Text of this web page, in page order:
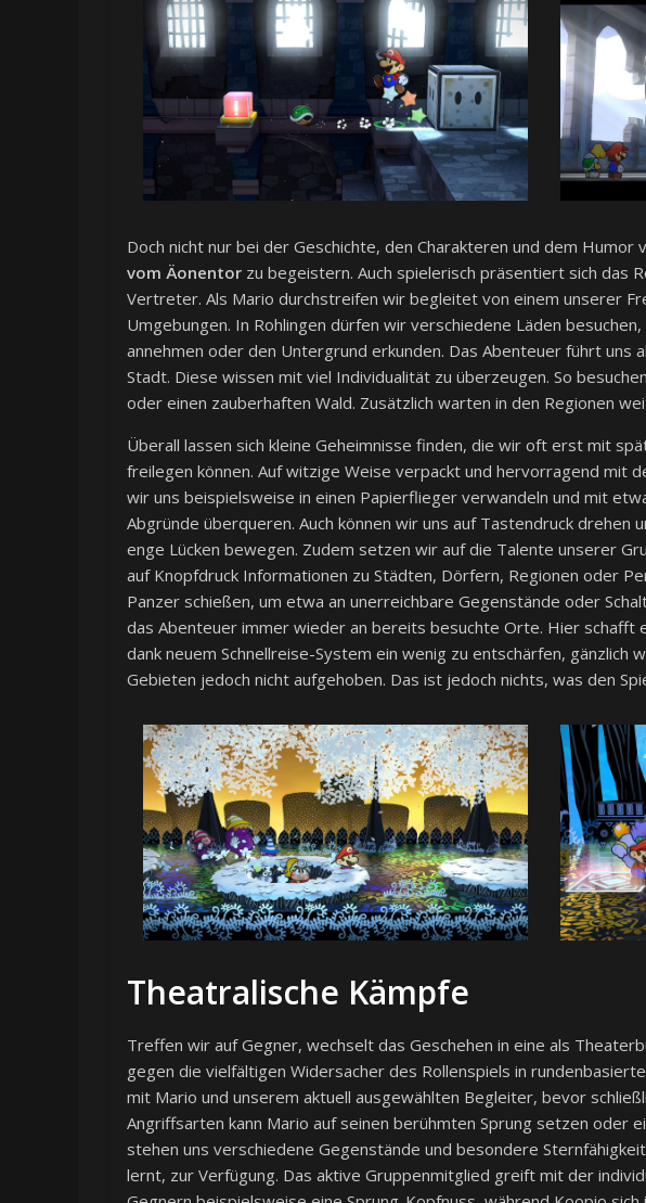
Doch nicht nur bei der Geschichte, den Charakteren und dem Humor
vom Äonentor zu begeistern. Auch spielerisch präsentiert sich das
Vertreter. Als Mario durchstreifen wir begleitet von einem unserer
Umgebungen. In Rohlingen dürfen wir verschiedene Läden
annehmen oder den Untergrund erkunden. Das Abenteuer führt uns
Stadt. Diese wissen mit viel Individualität zu überzeugen. So
oder einen zauberhaften Wald. Zusätzlich warten in den Regionen
Überall lassen sich kleine Geheimnisse finden, die wir oft erst mit
freilegen können. Auf witzige Weise verpackt und hervorragend mit
wir uns beispielsweise in einen Papierflieger verwandeln und mit
Abgründe überqueren. Auch können wir uns auf Tastendruck drehen
enge Lücken bewegen. Zudem setzen wir auf die Talente unserer
auf Knopfdruck Informationen zu Städten, Dörfern, Regionen oder
Panzer schießen, um etwa an unerreichbare Gegenstände oder
das Abenteuer immer wieder an bereits besuchte Orte. Hier schafft
dank neuem Schnellreise-System ein wenig zu entschärfen, gänzlich
Gebieten jedoch nicht aufgehoben. Das ist jedoch nichts, was den
Theatralische Kämpfe
Treffen wir auf Gegner, wechselt das Geschehen in eine als
gegen die vielfältigen Widersacher des Rollenspiels in
mit Mario und unserem aktuell ausgewählten Begleiter, bevor
Angriffsarten kann Mario auf seinen berühmten Sprung setzen oder
stehen uns verschiedene Gegenstände und besondere
lernt, zur Verfügung. Das aktive Gruppenmitglied greift mit der